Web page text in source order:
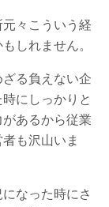
々こういう経
しれません。
る負えない企
にしっかりと
あるから従業
も沢山いま
なった時にさ